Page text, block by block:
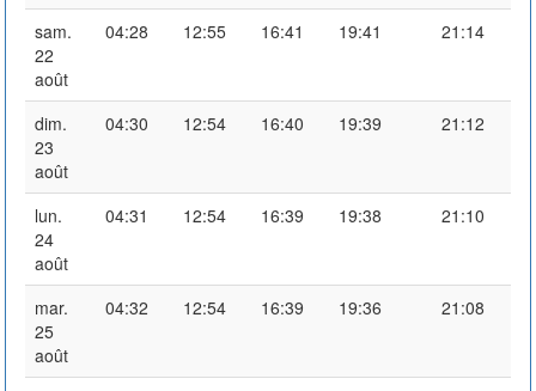
sam.
22
août
04:28 12:55 16:41 19:41 21:14
dim.
23
août
04:30 12:54 16:40 19:39 21:12
lun.
24
août
04:31 12:54 16:39 19:38 21:10
mar.
25
août
04:32 12:54 16:39 19:36 21:08